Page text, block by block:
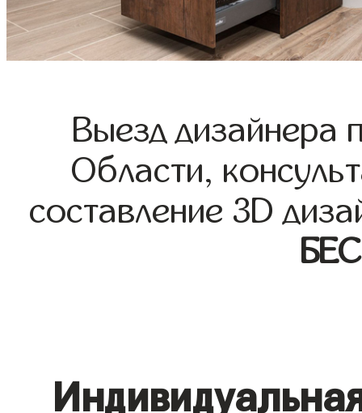
Выезд дизайнера
Области,
составление 3D